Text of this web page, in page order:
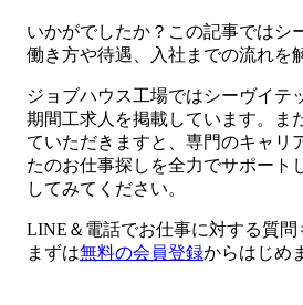
いかがでしたか？この記事ではシ
働き方や待遇、入社までの流れを
ジョブハウス工場ではシーヴイテ
期間工求人を掲載しています。ま
ていただきますと、専門のキャリ
たのお仕事探しを全力でサポート
してみてください。
LINE＆電話でお仕事に対する質問
まずは無料の会員登録からはじめ